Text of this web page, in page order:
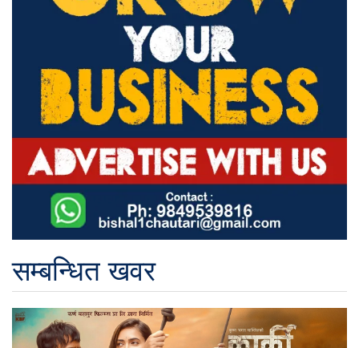
सम्बन्धित खवर